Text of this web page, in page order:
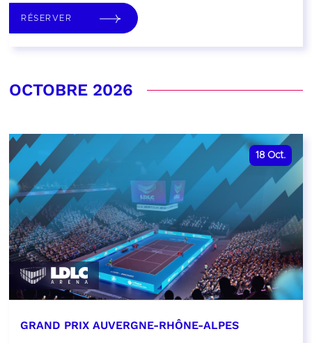
RÉSERVER
OCTOBRE 2026
18 Oct.
GRAND PRIX AUVERGNE-RHÔNE-ALPES